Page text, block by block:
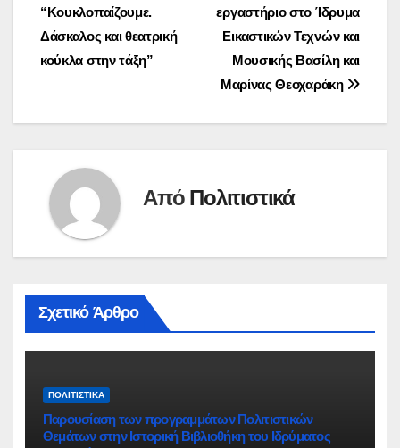
εργαστήριο στο Ίδρυμα
Εικαστικών Τεχνών και
Μουσικής Βασίλη και
Μαρίνας Θεοχαράκη
“Κουκλοπαίζουμε.
Δάσκαλος και θεατρική
κούκλα στην τάξη”
Από Πολιτιστικά
Σχετικό Άρθρο
ΠΟΛΙΤΙΣΤΙΚΆ
Παρουσίαση των προγραμμάτων Πολιτιστικών
Θεμάτων στην Ιστορική Βιβλιοθήκη του Ιδρύματος